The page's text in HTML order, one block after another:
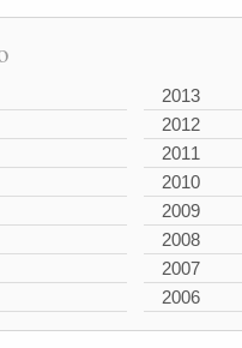
2013
2012
2011
2010
2009
2008
2007
2006